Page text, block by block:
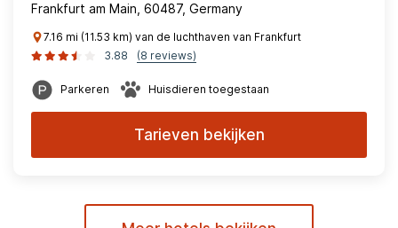
Frankfurt am Main, 60487, Germany
7.16 mi (11.53 km) van de luchthaven van Frankfurt
3.88
(8 reviews)
Parkeren Huisdieren toegestaan
Tarieven bekijken